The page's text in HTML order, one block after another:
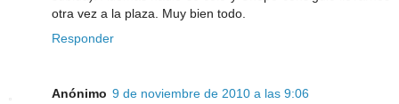
otra vez a la plaza. Muy bien todo.
Responder
Anónimo 9 de noviembre de 2010 a las 9:06